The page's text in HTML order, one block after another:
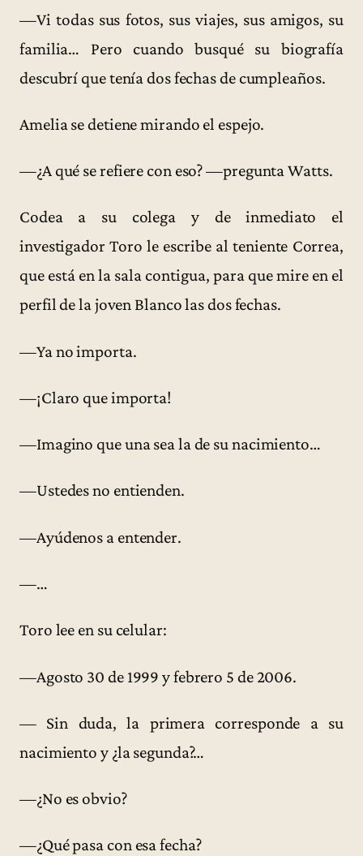
—Vi todas sus fotos, sus viajes, sus amigos, su
familia… Pero cuando busqué su biografía
descubrí que tenía dos fechas de cumpleaños.
Amelia se detiene mirando el espejo.
—¿A qué se refiere con eso? —pregunta Watts.
Codea a su colega y de inmediato el
investigador Toro le escribe al teniente Correa,
que está en la sala contigua, para que mire en el
perfil de la joven Blanco las dos fechas.
—Ya no importa.
—¡Claro que importa!
—Imagino que una sea la de su nacimiento…
—Ustedes no entienden.
—Ayúdenos a entender.
—…
Toro lee en su celular:
—Agosto 30 de 1999 y febrero 5 de 2006.
— Sin duda, la primera corresponde a su
nacimiento y ¿la segunda?…
—¿No es obvio?
—¿Qué pasa con esa fecha?